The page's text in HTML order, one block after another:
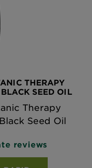
THERAPY
SEED OIL
Therapy
Seed Oil
reviews